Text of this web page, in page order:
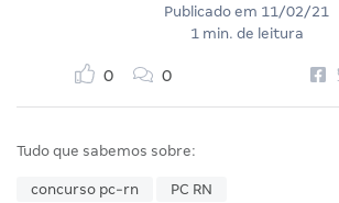
Publicado em 11/02/21
1 min. de leitura
0 0
Tudo que sabemos sobre:
concurso pc-rn PC RN